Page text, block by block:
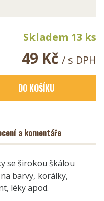
Skladem 13 ks
49 Kč / s DPH
DO KOŠÍKU
a komentáře
se širokou škálou
barvy, korálky,
léky apod.